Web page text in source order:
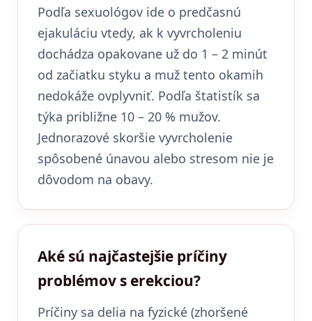
Podľa sexuológov ide o predčasnú
ejakuláciu vtedy, ak k vyvrcholeniu
dochádza opakovane už do 1 – 2 minút
od začiatku styku a muž tento okamih
nedokáže ovplyvniť. Podľa štatistík sa
týka približne 10 – 20 % mužov.
Jednorazové skoršie vyvrcholenie
spôsobené únavou alebo stresom nie je
dôvodom na obavy.
Aké sú najčastejšie príčiny
problémov s erekciou?
Príčiny sa delia na fyzické (zhoršené